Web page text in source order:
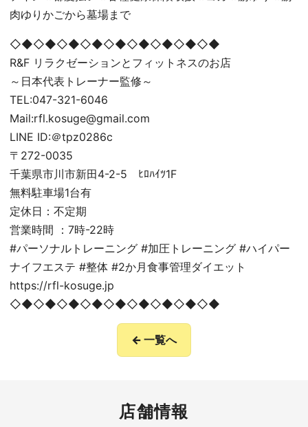
肉ゆりかごから墓場まで
◇◆◇◆◇◆◇◆◇◆◇◆◇◆◇◆◇◆
R&F リラクゼーションとフィットネスのお店
～日本代表トレーナー監修～
TEL:047-321-6046
Mail:rfl.kosuge@gmail.com
LINE ID:＠tpz0286c
〒272-0035
千葉県市川市新田4-2-5 ﾋﾛﾊｲﾂ1F
無料駐車場1台有
定休日：不定期
営業時間 ：7時-22時
#パーソナルトレーニング #加圧トレーニング #ハイパー
ナイフエステ #整体 #2か月食事管理ダイエット
https://rfl-kosuge.jp
◇◆◇◆◇◆◇◆◇◆◇◆◇◆◇◆◇◆
← 一覧へ
店舗情報